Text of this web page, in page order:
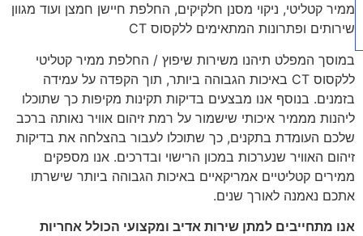
ממיר קטליטי, ניקוי מסנן חלקיקים, החלפת חיישן חמצן ועוד מגוון
שירותים ופתרונות המתאימים ללקסוס CT
במוסך המפלט תיהנו משירות שיפוץ / החלפת ממיר קטליטי
ללקסוס CT באיכות הגבוהה ביותר, תוך הקפדה על עמידה
בזמנים. בנוסף אנו מבצעים בדיקות תקינות מקיפות כך שתוכלו
ליהנות מממיר איכותי שישמור על רמת זיהום אוויר נאותה ברכב
שלכם העומדת בתקנים, כך שתוכלו לעבור בהצלחה את בדיקות
זיהום האוויר שנערכות במכון הרישוי ובדרכים. אנו מספקים
ממירים קטליטיים אמריקאיים באיכות הגבוהה ביותר שישרתו
אתכם נאמנה לאורך שנים.
אנו מתחייבים למתן שירות אדיב ומקצועי הכולל אחריות